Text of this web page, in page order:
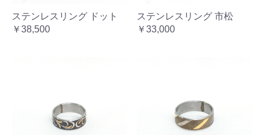
ステンレスリング ドット
￥38,500
ステンレスリング 市松
￥33,000